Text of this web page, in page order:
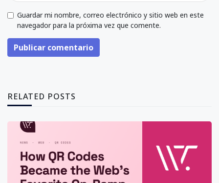
Guardar mi nombre, correo electrónico y sitio web en este
navegador para la próxima vez que comente.
Publicar comentario
RELATED POSTS